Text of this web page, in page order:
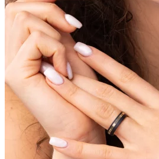
Forever Collection
Zásnubné prstne z kolekcie Forever.